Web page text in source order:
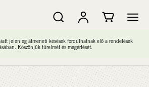
jelenleg átmeneti késések fordulhatnak elő a rendelések
Köszönjük türelmét és megértését.